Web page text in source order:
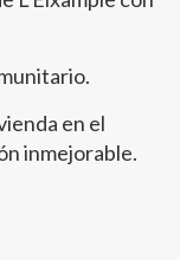
en el
inmejorable.